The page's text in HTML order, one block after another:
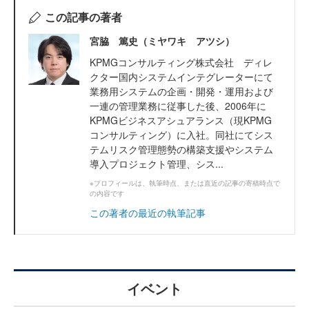
この記事の著者
宮脇 篤史（ミヤワキ アツシ）
KPMGコンサルティング株式会社 ディレ
クター国内システムインテグレーターにて
業務用システムの企画・開発・運用および
一連の管理業務に従事した後、2006年に
KPMGビジネスアシュアランス（現KPMG
コンサルティング）に入社。同社にてシス
テムリスク管理態勢の構築支援やシステム
導入プロジェクト管理、シス...
※プロフィールは、執筆時点、または直近の記事の寄稿時点で
の内容です
この著者の最近の執筆記事
イベント